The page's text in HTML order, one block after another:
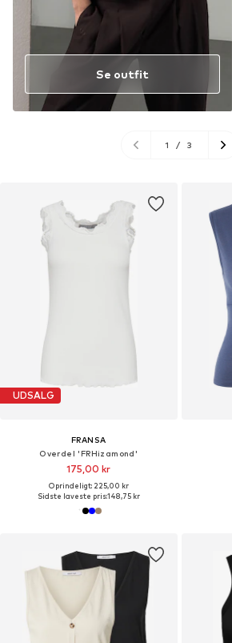
UDSALG
FRANSA
Overdel 'FRHizamond'
175,00 kr
Oprindeligt: 225,00 kr
Sidste laveste pris:148,75 kr
Se outfit
1 / 3